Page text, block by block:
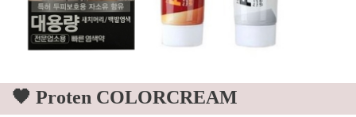
🖤 Proten COLORCREAM